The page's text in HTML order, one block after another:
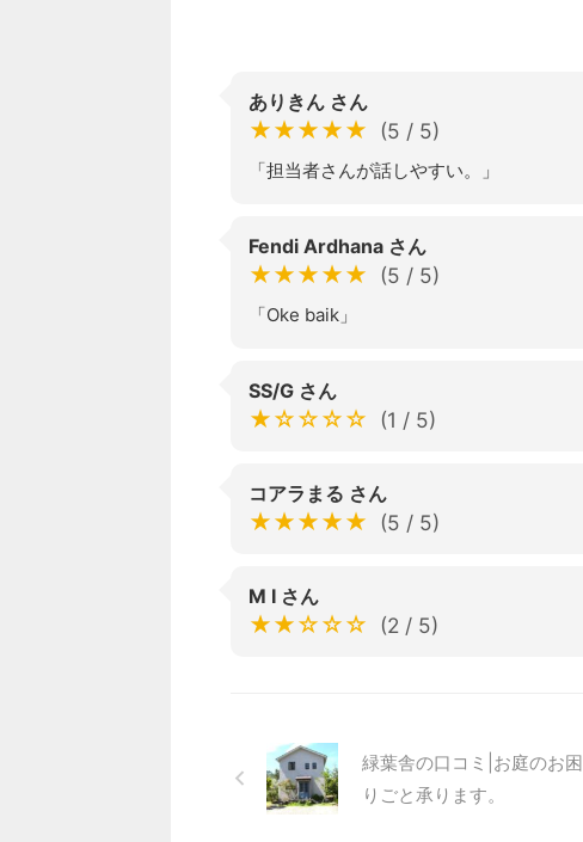
ありきん さん
★★★★★ (5 / 5)
「担当者さんが話しやすい。」
Fendi Ardhana さん
★★★★★ (5 / 5)
「Oke baik」
SS/G さん
★☆☆☆☆ (1 / 5)
コアラまる さん
★★★★★ (5 / 5)
M I さん
★★☆☆☆ (2 / 5)
緑葉舎の口コミ|お庭のお困
りごと承ります。